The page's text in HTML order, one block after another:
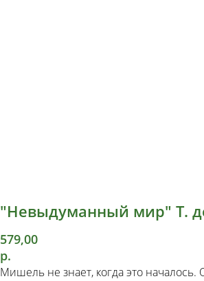
"Невыдуманный мир" Т.
579,00
р.
Мишель не знает, когда это